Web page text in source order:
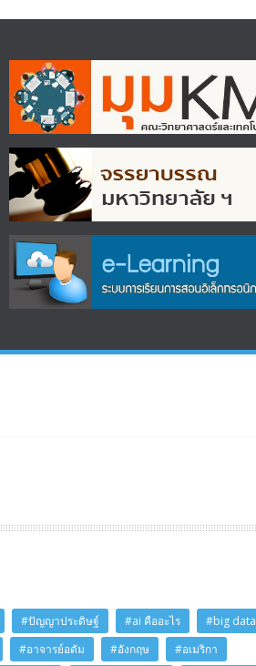
#ปัญญาประดิษฐ์ #ai คืออะไร
#big data
#อาจารย์อดัม #อังกฤษ #อเมริกา